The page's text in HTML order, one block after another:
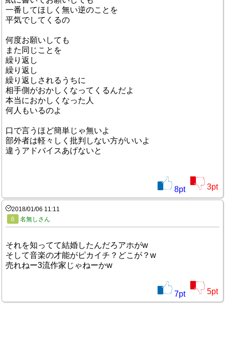
一番してほしく無い逆のことを
平気でしてくるの
何度お願いしても
また同じことを
繰り返し
繰り返し
繰り返しされるうちに
相手側がおかしくなってくるんだよ
本当におかしくなった人
何人もいるのよ
口で言うほど簡単じゃ無いよ
部外者は軽々しく批判しない方がいいよ
違うアドバイスあげないと
8pt 3pt
2018/01/06 11:11
6
名無しさん
それを知ってて結婚したんだろアホがw
そして音楽の才能がピカイチ？どこが？w
売れねー3流作家じゃねーかw
7pt 5pt